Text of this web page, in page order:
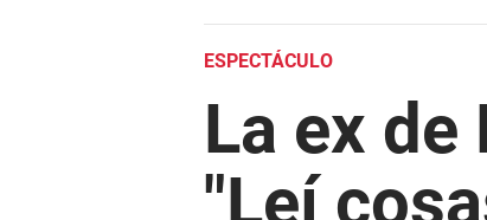
ESPECTÁCULO
La ex
"Leí